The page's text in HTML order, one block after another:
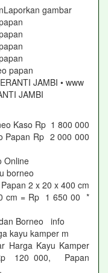
gambar
papan
JAMBI • www
JAMBI
Kaso Rp 1 800 000
Papan Rp 2 000 000
Online
borneo
2 x 20 x 400 cm
cm = Rp 1 650 00 *
Borneo info
kayu kamper m
Kayu Kamper
120 000, Papan